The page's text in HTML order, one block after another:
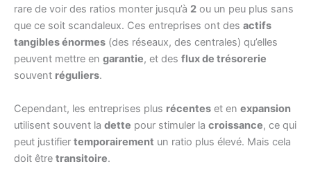
rare de voir des ratios monter jusqu’à 2 ou un peu plus sans
que ce soit scandaleux. Ces entreprises ont des actifs
tangibles énormes (des réseaux, des centrales) qu’elles
peuvent mettre en garantie, et des flux de trésorerie
souvent réguliers.
Cependant, les entreprises plus récentes et en expansion
utilisent souvent la dette pour stimuler la croissance, ce qui
peut justifier temporairement un ratio plus élevé. Mais cela
doit être transitoire.